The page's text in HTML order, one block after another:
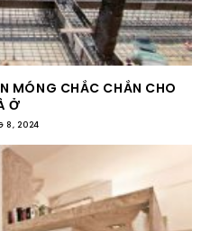
MÓNG CHẮC CHẮN CHO
Ở
8, 2024